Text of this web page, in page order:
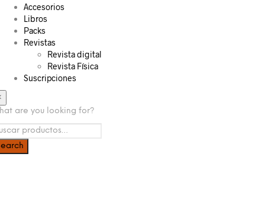
Accesorios
Libros
Packs
Revistas
Revista digital
Revista Física
Suscripciones
are you looking for?